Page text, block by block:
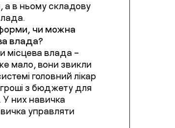
а в ньому складову
чи можна
влада?
місцева влада –
мало, вони звикли
головний лікар
гроші з бюджету для
У них навичка
управляти